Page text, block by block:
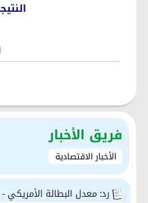
فريق الأخبار
الأخبار الاقتصادية
رد: معدل البطالة الأمريكي -